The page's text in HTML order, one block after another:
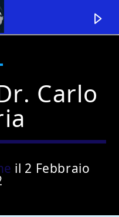
Carlo
il 2 Febbraio